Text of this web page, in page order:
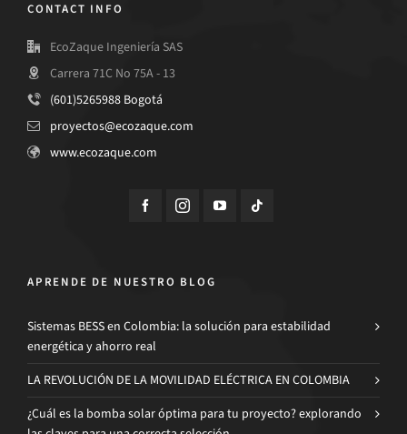
CONTACT INFO
EcoZaque Ingeniería SAS
Carrera 71C No 75A - 13
(601)5265988 Bogotá
proyectos@ecozaque.com
www.ecozaque.com
APRENDE DE NUESTRO BLOG
Sistemas BESS en Colombia: la solución para estabilidad
energética y ahorro real
LA REVOLUCIÓN DE LA MOVILIDAD ELÉCTRICA EN COLOMBIA
¿Cuál es la bomba solar óptima para tu proyecto? explorando